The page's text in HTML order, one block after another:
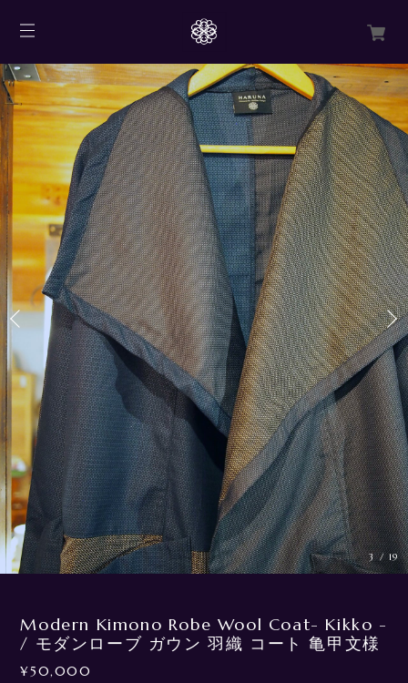
3/19
Modern Kimono Robe Wool Coat- Kikko -
/ モダンローブ ガウン 羽織 コート 亀甲文様
¥50,000